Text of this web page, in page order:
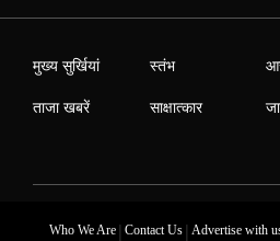
मुख्य सुर्खियां
ताजा खबरें
स्तंभ
साक्षात्कार
Who We Are| Contact Us| Advertise with